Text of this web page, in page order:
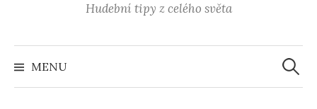
Hudební tipy z celého světa
MENU